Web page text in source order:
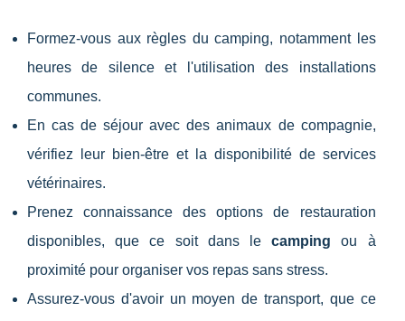
Formez-vous aux règles du camping, notamment les
heures de silence et l'utilisation des installations
communes.
En cas de séjour avec des animaux de compagnie,
vérifiez leur bien-être et la disponibilité de services
vétérinaires.
Prenez connaissance des options de restauration
disponibles, que ce soit dans lecamping ou à
proximité pour organiser vos repas sans stress.
Assurez-vous d'avoir un moyen de transport, que ce